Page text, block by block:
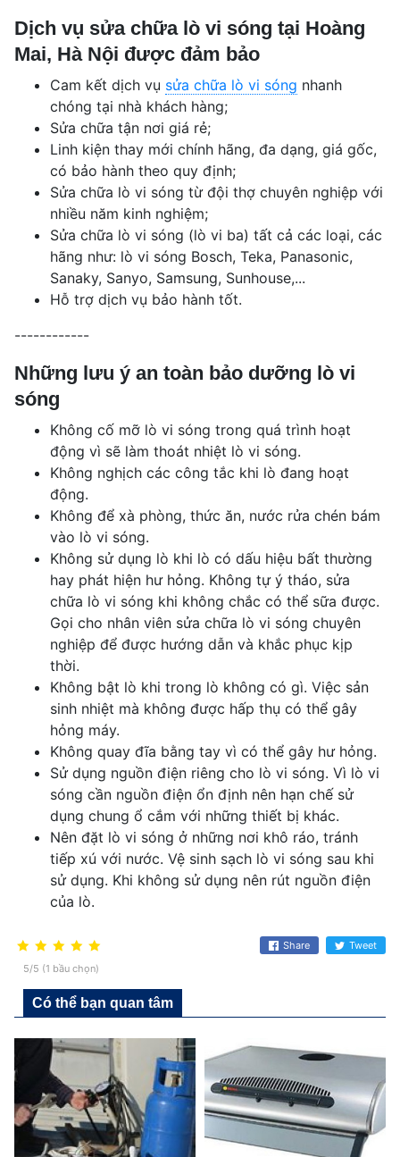
Dịch vụ sửa chữa lò vi sóng tại Hoàng
Mai, Hà Nội được đảm bảo
Cam kết dịch vụ sửa chữa lò vi sóng nhanh
chóng tại nhà khách hàng;
Sửa chữa tận nơi giá rẻ;
Linh kiện thay mới chính hãng, đa dạng, giá gốc,
có bảo hành theo quy định;
Sửa chữa lò vi sóng từ đội thợ chuyên nghiệp với
nhiều năm kinh nghiệm;
Sửa chữa lò vi sóng (lò vi ba) tất cả các loại, các
hãng như: lò vi sóng Bosch, Teka, Panasonic,
Sanaky, Sanyo, Samsung, Sunhouse,...
Hỗ trợ dịch vụ bảo hành tốt.
------------
Những lưu ý an toàn bảo dưỡng lò vi
sóng
Không cố mỡ lò vi sóng trong quá trình hoạt
động vì sẽ làm thoát nhiệt lò vi sóng.
Không nghịch các công tắc khi lò đang hoạt
động.
Không để xà phòng, thức ăn, nước rửa chén bám
vào lò vi sóng.
Không sử dụng lò khi lò có dấu hiệu bất thường
hay phát hiện hư hỏng. Không tự ý tháo, sửa
chữa lò vi sóng khi không chắc có thể sữa được.
Gọi cho nhân viên sửa chữa lò vi sóng chuyên
nghiệp để được hướng dẫn và khắc phục kịp
thời.
Không bật lò khi trong lò không có gì. Việc sản
sinh nhiệt mà không được hấp thụ có thể gây
hỏng máy.
Không quay đĩa bằng tay vì có thể gây hư hỏng.
Sử dụng nguồn điện riêng cho lò vi sóng. Vì lò vi
sóng cần nguồn điện ổn định nên hạn chế sử
dụng chung ổ cắm với những thiết bị khác.
Nên đặt lò vi sóng ở những nơi khô ráo, tránh
tiếp xú với nước. Vệ sinh sạch lò vi sóng sau khi
sử dụng. Khi không sử dụng nên rút nguồn điện
của lò.
5/5 (1 bầu chọn)
Share Tweet
Có thể bạn quan tâm